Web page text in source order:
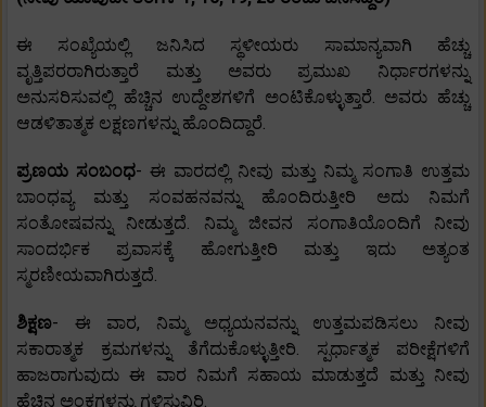
ಈ ಸಂಖ್ಯೆಯಲ್ಲಿ ಜನಿಸಿದ ಸ್ಥಳೀಯರು ಸಾಮಾನ್ಯವಾಗಿ ಹೆಚ್ಚು
ವೃತ್ತಿಪರರಾಗಿರುತ್ತಾರೆ ಮತ್ತು ಅವರು ಪ್ರಮುಖ ನಿರ್ಧಾರಗಳನ್ನು
ಅನುಸರಿಸುವಲ್ಲಿ ಹೆಚ್ಚಿನ ಉದ್ದೇಶಗಳಿಗೆ ಅಂಟಿಕೊಳ್ಳುತ್ತಾರೆ. ಅವರು ಹೆಚ್ಚು
ಆಡಳಿತಾತ್ಮಕ ಲಕ್ಷಣಗಳನ್ನು ಹೊಂದಿದ್ದಾರೆ.
ಪ್ರಣಯ ಸಂಬಂಧ- ಈ ವಾರದಲ್ಲಿ ನೀವು ಮತ್ತು ನಿಮ್ಮ ಸಂಗಾತಿ ಉತ್ತಮ
ಬಾಂಧವ್ಯ ಮತ್ತು ಸಂವಹನವನ್ನು ಹೊಂದಿರುತ್ತೀರಿ ಅದು ನಿಮಗೆ
ಸಂತೋಷವನ್ನು ನೀಡುತ್ತದೆ. ನಿಮ್ಮ ಜೀವನ ಸಂಗಾತಿಯೊಂದಿಗೆ ನೀವು
ಸಾಂದರ್ಭಿಕ ಪ್ರವಾಸಕ್ಕೆ ಹೋಗುತ್ತೀರಿ ಮತ್ತು ಇದು ಅತ್ಯಂತ
ಸ್ಮರಣೀಯವಾಗಿರುತ್ತದೆ.
ಶಿಕ್ಷಣ- ಈ ವಾರ, ನಿಮ್ಮ ಅಧ್ಯಯನವನ್ನು ಉತ್ತಮಪಡಿಸಲು ನೀವು
ಸಕಾರಾತ್ಮಕ ಕ್ರಮಗಳನ್ನು ತೆಗೆದುಕೊಳ್ಳುತ್ತೀರಿ. ಸ್ಪರ್ಧಾತ್ಮಕ ಪರೀಕ್ಷೆಗಳಿಗೆ
ಹಾಜರಾಗುವುದು ಈ ವಾರ ನಿಮಗೆ ಸಹಾಯ ಮಾಡುತ್ತದೆ ಮತ್ತು ನೀವು
ಹೆಚ್ಚಿನ ಅಂಕಗಳನ್ನು ಗಳಿಸುವಿರಿ.